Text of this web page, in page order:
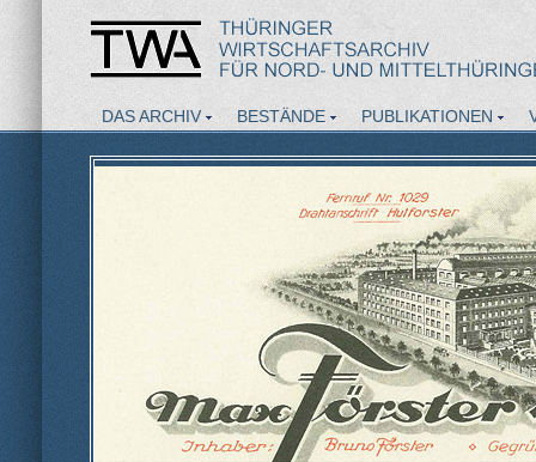
DAS ARCHIV BESTÄNDE PUBLIKATIONEN